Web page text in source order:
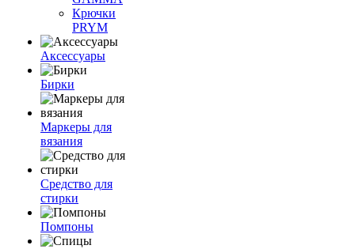
Крючки
PRYM
Аксессуары
Бирки
Маркеры для
вязания
Средство для
стирки
Помпоны